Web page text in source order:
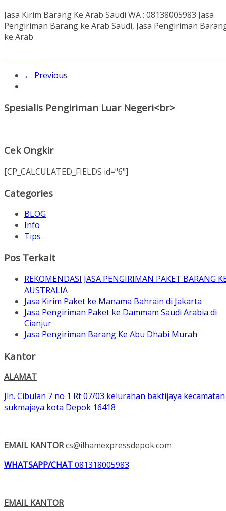
Jasa Kirim Barang Ke Arab Saudi WA : 08138005983 Jasa
Pengiriman Barang ke Arab Saudi, Jasa Pengiriman
ke Arab
← Previous
Spesialis Pengiriman Luar Negeri<br>
Cek Ongkir
[CP_CALCULATED_FIELDS id="6"]
Categories
BLOG
Info
Tips
Pos Terkait
REKOMENDASI JASA PENGIRIMAN PAKET BARANG
AUSTRALIA
Jasa Kirim Paket ke Manama Bahrain di Jakarta
Jasa Pengiriman Paket ke Dammam Saudi Arabia di
Cianjur
Jasa Pengiriman Barang Ke Abu Dhabi Murah
Kantor
ALAMAT
Jln. Cibulan 7 no 1 Rt 07/03 kelurahan baktijaya kecamatan
sukmajaya kota Depok 16418
EMAIL KANTORcs@ilhamexpressdepok.com
WHATSAPP/CHAT081318005983
EMAIL KANTOR